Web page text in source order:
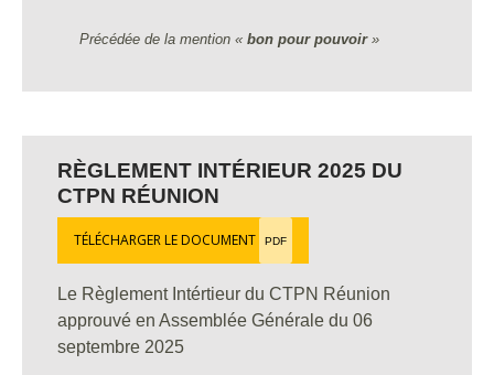
Précédée de la mention « bon pour pouvoir »
RÈGLEMENT INTÉRIEUR 2025 DU
CTPN RÉUNION
TÉLÉCHARGER LE DOCUMENT PDF
Le Règlement Intértieur du CTPN Réunion
approuvé en Assemblée Générale du 06
septembre 2025